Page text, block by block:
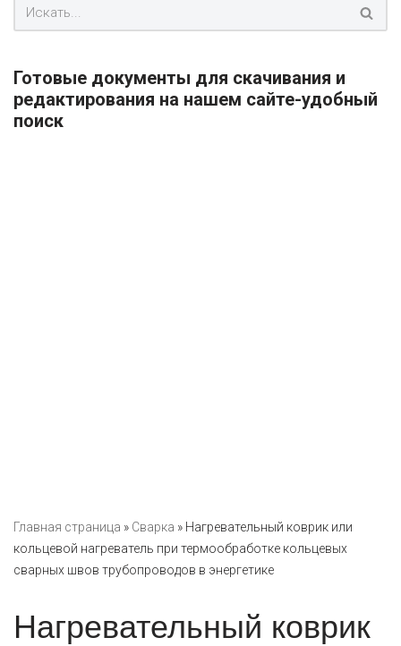
Готовые документы для скачивания и
редактирования на нашем сайте-удобный
поиск
Главная страница » Сварка » Нагревательный коврик или
кольцевой нагреватель при термообработке кольцевых
сварных швов трубопроводов в энергетике
Нагревательный коврик